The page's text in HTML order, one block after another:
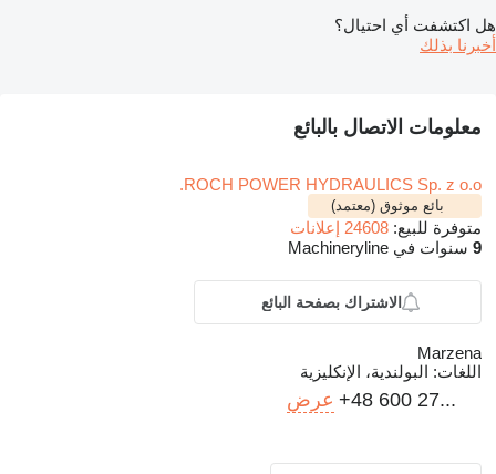
هل اكتشفت أي احتيال؟
أخبرنا بذلك
معلومات الاتصال بالبائع
ROCH POWER HYDRAULICS Sp. z o.o.
بائع موثوق (معتمد)
متوفرة للبيع: 24608 إعلانات
9 سنوات في Machineryline
الاشتراك بصفحة البائع
Marzena
اللغات: البولندية، الإنكليزية
+48 600 27... عرض